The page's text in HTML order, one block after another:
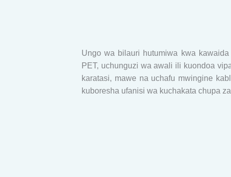
Ungo wa bilauri hutumiwa kwa kawaida
PET, uchunguzi wa awali ili kuondoa
karatasi, mawe na uchafu mwingine
kuboresha ufanisi wa kuchakata chupa